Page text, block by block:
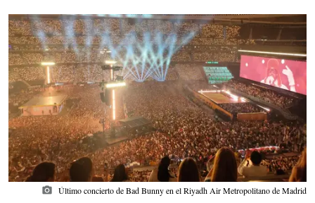
photo_camera Último concierto de Bad Bunny en el Riyadh Air Metropolitano de Madrid